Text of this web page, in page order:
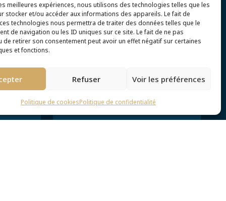
meilleures expériences, nous utilisons des technologies telles que les
stocker et/ou accéder aux informations des appareils. Le fait de
technologies nous permettra de traiter des données telles que le
de navigation ou les ID uniques sur ce site. Le fait de ne pas
de retirer son consentement peut avoir un effet négatif sur certaines
et fonctions.
Refuser Voir les préférences
Politique de cookiesPolitique de confidentialité
Société